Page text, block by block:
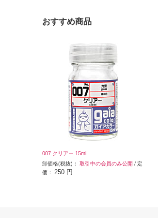
おすすめ商品
007 クリアー 15ml
卸価格(税抜)： 取引中の会員のみ公開 / 定
価： 250 円